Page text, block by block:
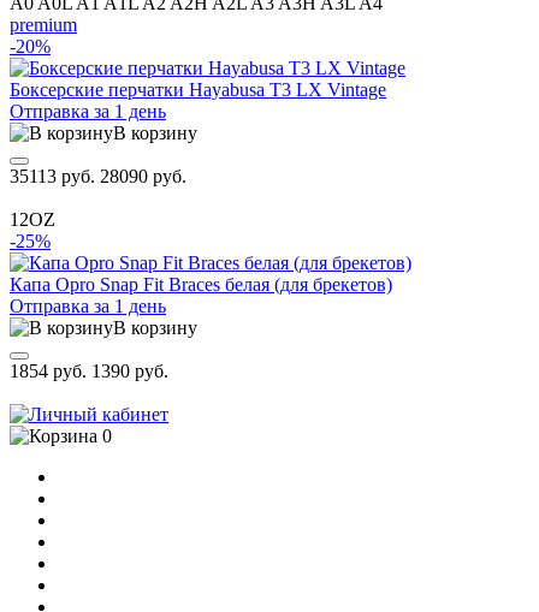
premium
-20%
Боксерские перчатки Hayabusa T3 LX Vintage
Отправка за 1 день
В корзину
35113 руб. 28090 руб.
12OZ
-25%
Капа Opro Snap Fit Braces белая (для брекетов)
Отправка за 1 день
В корзину
1854 руб. 1390 руб.
0